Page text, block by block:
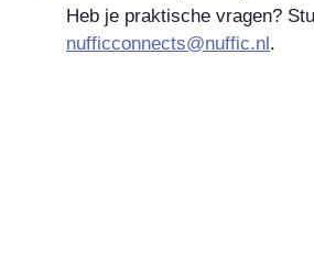
Heb je praktische vragen?
nufficconnects@nuffic.nl.